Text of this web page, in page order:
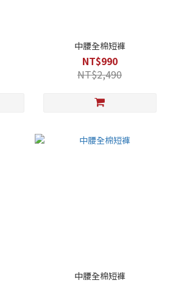
中腰全棉短褲
NT$990
NT$2,490
中腰全棉短褲